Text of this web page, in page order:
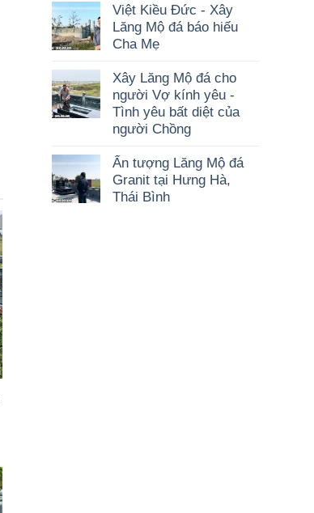
Việt Kiều Đức - Xây
Lăng Mộ đá báo hiếu
Cha Mẹ
Xây Lăng Mộ đá cho
người Vợ kính yêu -
Tình yêu bất diệt của
người Chồng
Ấn tượng Lăng Mộ đá
Granit tại Hưng Hà,
Thái Bình